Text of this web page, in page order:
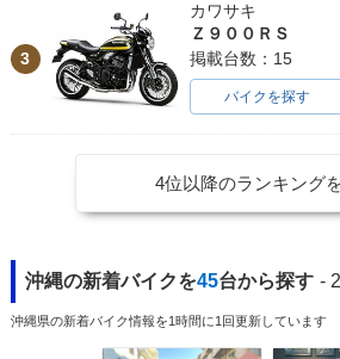
3
カワサキ
Ｚ９００ＲＳ
掲載台数：15
バイクを探す
4位以降のランキング
沖縄の新着バイクを45台から探す -
沖縄県の新着バイク情報を1時間に1回更新しています